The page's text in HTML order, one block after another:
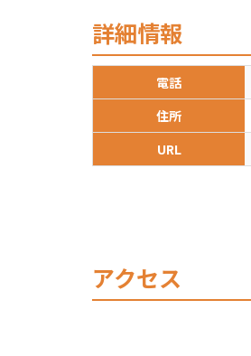
詳細情報
電話
住所
URL
アクセス